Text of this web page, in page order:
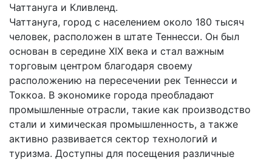
Чаттануга и Кливленд.
Чаттануга, город с населением около 180 тысяч
человек, расположен в штате Теннесси. Он был
основан в середине XIX века и стал важным
торговым центром благодаря своему
расположению на пересечении рек Теннесси и
Токкоа. В экономике города преобладают
промышленные отрасли, такие как производство
стали и химическая промышленность, а также
активно развивается сектор технологий и
туризма. Доступны для посещения различные